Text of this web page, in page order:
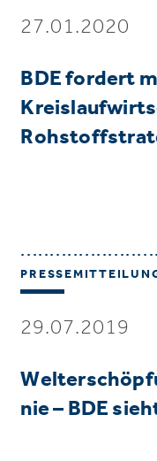
27.01.2020
BDE fordert
29.07.2019
nie – BDE